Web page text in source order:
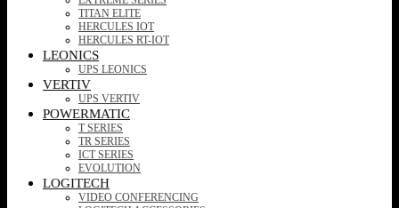
TITAN ELITE
HERCULES IOT
HERCULES RT-IOT
LEONICS
UPS LEONICS
VERTIV
UPS VERTIV
POWERMATIC
T SERIES
TR SERIES
ICT SERIES
EVOLUTION
LOGITECH
VIDEO CONFERENCING